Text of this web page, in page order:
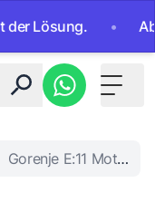
• Ab
Toggle
Gorenje E:11 Motorfehler